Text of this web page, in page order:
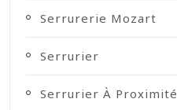
Serrurerie Mozart
Serrurier
Serrurier À Proximité